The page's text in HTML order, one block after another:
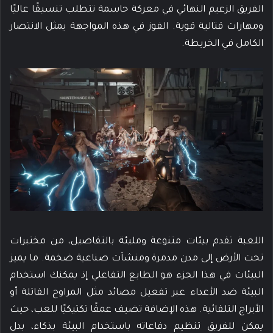
الفريق الزعيم النهائي في معركة حاسمة تتطلب تنسيقًا عاليًا
ومهارات قتالية قوية. الفوز في هذه المواجهة يمثل الانتصار
الكامل في الخريطة.
اللعبة تقدم بيئات متنوعة ومليئة بالتفاصيل، من مختبرات
تحت الأرض إلى مدن مدمرة ومنشآت صناعية ضخمة. ما يميز
البيئات في هذا الجزء هو الطابع التفاعلي إذ يمكنك استخدام
البيئة ضد الأعداء عبر تفعيل مصائد مثل المراوح القاتلة أو
الأبراج التلقائية. هذه الإضافة تضيف عمقًا تكتيكيًا للعب، حيث
يمكن للفريق تنظيم دفاعاته باستخدام البيئة بذكاء، بدل